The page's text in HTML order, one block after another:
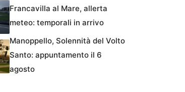
Francavilla al Mare, allerta
meteo: temporali in arrivo
Manoppello, Solennità del Volto
Santo: appuntamento il 6
agosto